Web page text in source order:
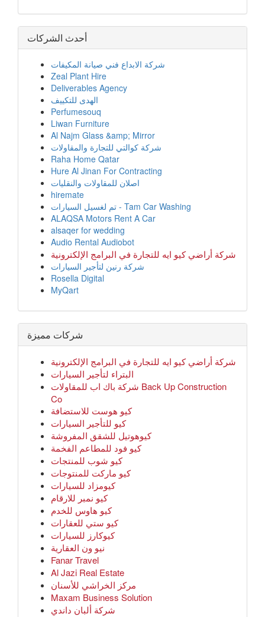
أحدث الشركات
شركة الابداع فني صيانة المكيفات
Zeal Plant Hire
Deliverables Agency
الهدى للتكييف
Perfumesouq
Liwan Furniture
Al Najm Glass &amp; Mirror
شركة كوالتي للتجارة والمقاولات
Raha Home Qatar
Hure Al Jinan For Contracting
اصلان للمقاولات والنقليات
hiremate
تم لغسيل السيارات - Tam Car Washing
ALAQSA Motors Rent A Car
alsaqer for wedding
Audio Rental Audiobot
شركة أراضي كيو ايه للتجارة في البرامج الإلكترونية
شركة رنين لتأجير السيارات
Rosella Digital
MyQart
شركات مميزة
شركة أراضي كيو ايه للتجارة في البرامج الإلكترونية
البتراء لتأجير السيارات
شركة باك اب للمقاولات Back Up Construction
Co
كيو هوست للاستضافة
كيو للتأجير السيارات
كيوهوتيل للشقق المفروشة
كيو فود للمطاعم الفخمة
كيو شوب للمنتجات
كيو ماركت للمنتوجات
كيومزاد للسيارات
كيو نمبر للارقام
كيو هاوس للخدم
كيو ستي للعقارات
كيوكارز للسيارات
نيو ون العقارية
Fanar Travel
Al Jazi Real Estate
مركز الخراشي للأسنان
Maxam Business Solution
شركة ألبان داندي